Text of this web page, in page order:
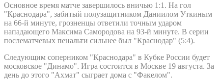
Основное время матче завершилось вничью 1:1. На гол
"Краснодара", забитый полузащитником Даниилом Уткиным
на 66-й минуте, грозненцы ответили точным ударом
нападающего Максима Самородова на 93-й минуте. В серии
послематчевых пенальти сильнее был "Краснодар" (5:4).
Следующим соперником "Краснодара" в Кубке России будет
московское "Динамо". Игра состоится в Москве 19 августа. За
день до этого "Ахмат" сыграет дома с "Факелом".